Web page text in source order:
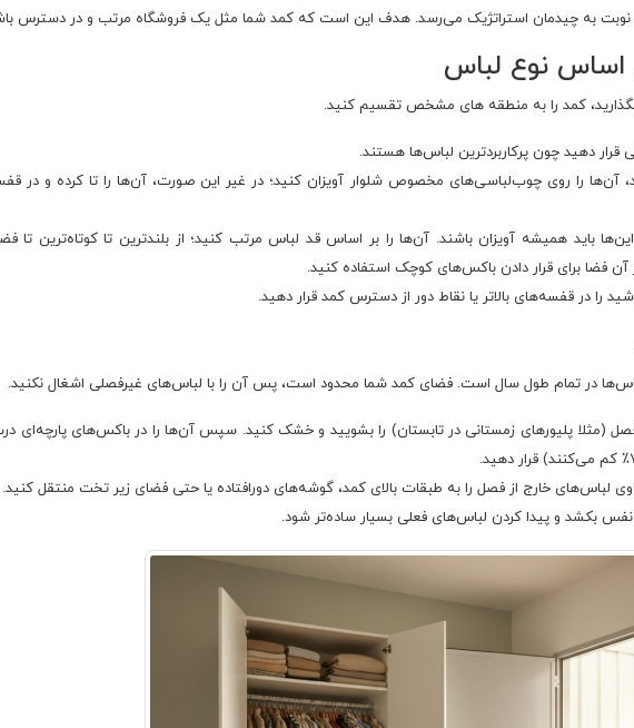
نوبت به چیدمان استراتژیک می‌رسد. هدف این است که کمد شما مثل یک فروشگاه مرتب و در دسترس
اساس نوع لباس
کمد را به منطقه های مشخص تقسیم کنید.
دهید چون پرکاربردترین لباس‌ها هستند.
آن‌ها را روی چوب‌لباسی‌های مخصوص شلوار آویزان کنید؛ در غیر این صورت، آن‌ها را تا کرده و در
باید همیشه آویزان باشند. آن‌ها را بر اساس قد لباس مرتب کنید؛ از بلندترین تا کوتاه‌ترین تا
آن فضا برای قرار دادن باکس‌های کوچک استفاده کنید.
را در قفسه‌های بالاتر یا نقاط دور از دسترس کمد قرار دهید.
در تمام طول سال است. فضای کمد شما محدود است، پس آن را با لباس‌های غیرفصلی اشغال نکنید.
(مثلا پلیورهای زمستانی در تابستان) را بشویید و خشک کنید. سپس آن‌ها را در باکس‌های پارچه‌ای
لباس‌های خارج از فصل را به طبقات بالای کمد، گوشه‌های دورافتاده یا حتی فضای زیر تخت منتقل کنید.
بکشد و پیدا کردن لباس‌های فعلی بسیار ساده‌تر شود.